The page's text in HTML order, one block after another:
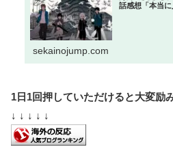
話感想「本当に
sekainojump.com
1日1回押していただけると大変励
↓ ↓ ↓ ↓ ↓